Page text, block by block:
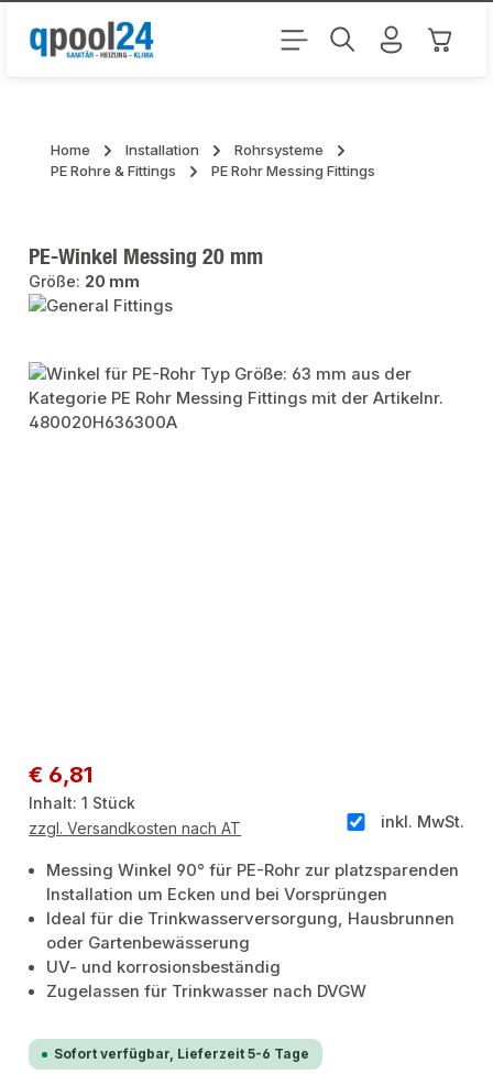
Zum Hauptinhalt springen
Home Installation
Rohrsysteme
PE Rohre & Fittings
PE Rohr Messing Fittings
PE-Winkel Messing 20 mm
Größe: 20 mm
Bildergalerie überspringen
Regulärer Preis:
€ 6,81
Inhalt:1 Stück
inkl. MwSt.
zzgl. Versandkosten nach AT
Messing Winkel 90° für PE-Rohr zur platzsparenden
Installation um Ecken und bei Vorsprüngen
Ideal für die Trinkwasserversorgung, Hausbrunnen
oder Gartenbewässerung
UV- und korrosionsbeständig
Zugelassen für Trinkwasser nach DVGW
Sofort verfügbar, Lieferzeit 5-6 Tage